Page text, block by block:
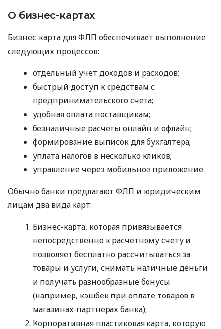
О бизнес-картах
Бизнес-карта для ФЛП обеспечивает выполнение
следующих процессов:
отдельный учет доходов и расходов;
быстрый доступ к средствам с
предпринимательского счета;
удобная оплата поставщикам;
безналичные расчеты онлайн и офлайн;
формирование выписок для бухгалтера;
уплата налогов в несколько кликов;
управление через мобильное приложение.
Обычно банки предлагают ФЛП и юридическим
лицам два вида карт:
Бизнес-карта, которая привязывается
непосредственно к расчетному счету и
позволяет бесплатно рассчитываться за
товары и услуги, снимать наличные деньги
и получать разнообразные бонусы
(например, кэшбек при оплате товаров в
магазинах-партнерах банка);
Корпоративная пластиковая карта, которую